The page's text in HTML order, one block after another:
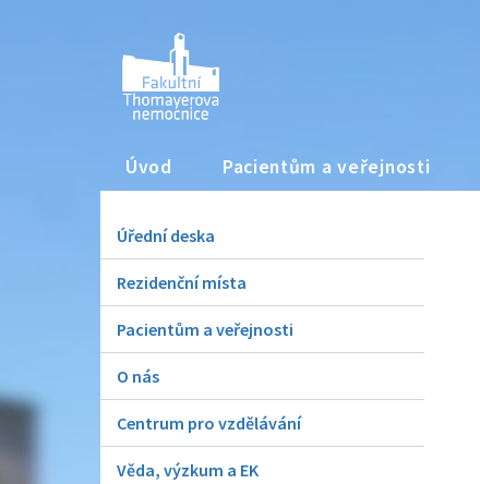
Úvod Pacientům a veřejnosti
Úřední deska
Rezidenční místa
Pacientům a veřejnosti
O nás
Centrum pro vzdělávání
Věda, výzkum a EK